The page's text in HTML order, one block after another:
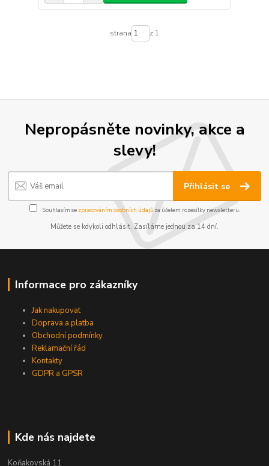
strana z 1
Nepropásněte novinky, akce a
slevy!
Přihlásit se
Souhlasím se zpracováním osobních údajůza účelem rozesílky newsletteru.
Můžete se kdykoli odhlásit. Zasíláme jednou za 14 dní.
Informace pro zákazníky
Jak nakupovat
Doprava a platba
Obchodní podmínky
Reklamační řád
Kontakty
GDPR a GPSR
Kde nás najdete
Koňakovská 11